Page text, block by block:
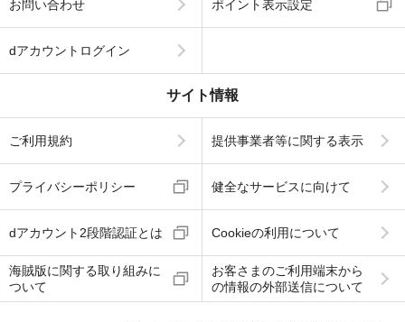
お問い合わせ ポイント表示設定
dアカウントログイン
サイト情報
ご利用規約 提供事業者等に関する表示
プライバシーポリシー 健全なサービスに向けて
dアカウント2段階認証とは Cookieの利用について
海賊版に関する取り組みに
ついて
お客さまのご利用端末から
の情報の外部送信について